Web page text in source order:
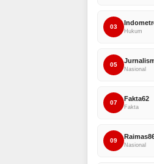
03
Hukum
05
Nasional
07
Fakta62
Fakta
09
Nasional